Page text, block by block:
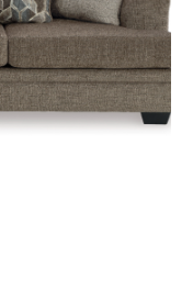
и
бережная
и средства,